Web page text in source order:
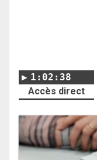
1:02:38
Accès direct